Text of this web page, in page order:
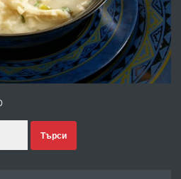
преди 3 дни
Магазин/Офис под наем в кв.
градина!
Търси